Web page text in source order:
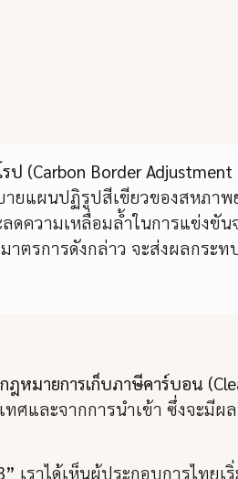
(Carbon Border Adjustment
ยแผนปฏิรูปสีเขียวของสหภาพ
ดความเหลื่อมล้ำในการแข่งขั
ตรการดังกล่าว จะส่งผลกระ
กฎหมายการเก็บภาษีคาร์บอน
ศและจากการนำเข้า ซึ่งจะมีผ
เราได้เห็นผู้ประกอบการไทยเ